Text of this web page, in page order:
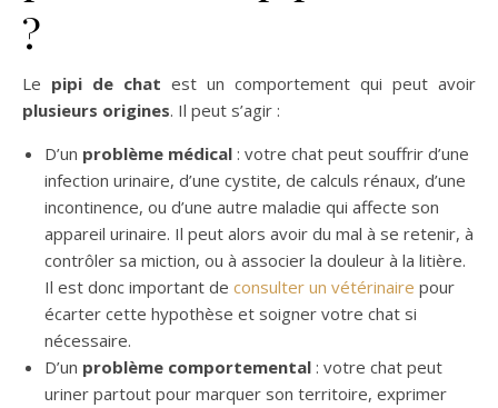
?
Le pipi de chat est un comportement qui peut avoir
plusieurs origines. Il peut s’agir :
D’un problème médical : votre chat peut souffrir d’une
infection urinaire, d’une cystite, de calculs rénaux, d’une
incontinence, ou d’une autre maladie qui affecte son
appareil urinaire. Il peut alors avoir du mal à se retenir, à
contrôler sa miction, ou à associer la douleur à la litière.
Il est donc important de consulter un vétérinaire pour
écarter cette hypothèse et soigner votre chat si
nécessaire.
D’un problème comportemental : votre chat peut
uriner partout pour marquer son territoire, exprimer